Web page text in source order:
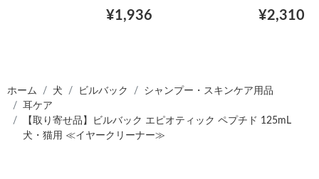
¥1,936 ¥2,310
ホーム 犬 ビルバック
シャンプー・スキンケア用品
耳ケア
【取り寄せ品】ビルバック エピオティック ペプチド 125mL
犬・猫用 ≪イヤークリーナー≫